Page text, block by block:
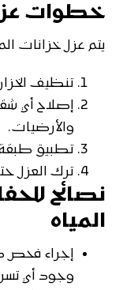
خطوات
يتم عزل خزانات
تنظيف
إصلاح أي
والأرضيات.
تطبيق طبقة
ترك العزل
نصائح
المياه
إجراء فحص
وجود أي